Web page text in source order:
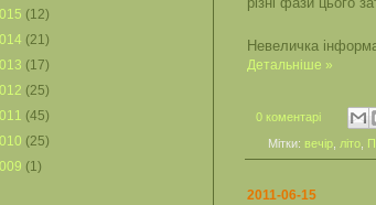
Невеличка
Детальніше »
0 коментарі
Мітки: вечір, літо,
2011-06-15
(12)
(21)
(17)
(25)
(45)
(25)
(1)